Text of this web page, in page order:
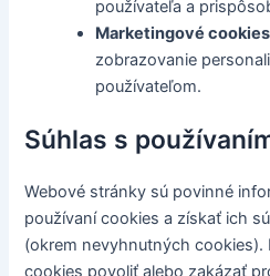
používateľa a
Marketingové
zobrazovanie
používateľom.
Súhlas s
Webové stránky sú povinné
používaní cookies a získať ich
(okrem nevyhnutných cookies).
cookies povoliť alebo zakázať